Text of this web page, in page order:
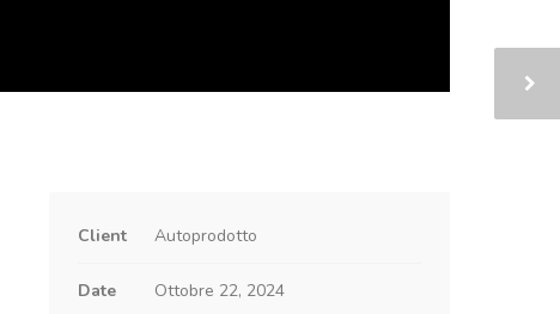
Client Autoprodotto
Date Ottobre 22, 2024